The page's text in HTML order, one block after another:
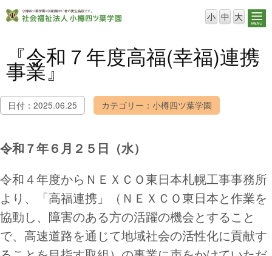
小 中 大
『令和７年度高福(幸福)連携
事業』
日付：2025.06.25 カテゴリー：小樽四ツ葉学園
令和７年６月２５日（水）
令和４年度からＮＥＸＣＯ東日本札幌工事事務所
より、「高福連携」（ＮＥＸＣＯ東日本と作業を
協動し、障害のある方の活躍の機会とすること
で、高速道路を通じて地域社会の活性化に貢献す